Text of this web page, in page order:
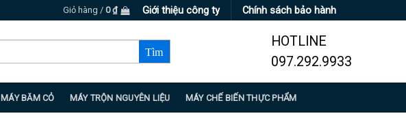
Giỏ hàng / 0₫ Giới thiệu công ty Chính sách bảo hành
HOTLINE
097.292.9933
MÁY BĂM CỎ MÁY TRỘN NGUYÊN LIỆU MÁY CHẾ BIẾN THỰC PHẨM